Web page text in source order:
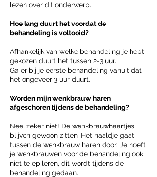
lezen over dit onderwerp.
Hoe lang duurt het voordat de
behandeling is voltooid?
Afhankelijk van welke behandeling je hebt
gekozen duurt het tussen 2-3 uur.
Ga er bij je eerste behandeling vanuit dat
het ongeveer 3 uur duurt.
Worden mijn wenkbrauw haren
afgeschoren tijdens de behandeling?
Nee, zeker niet! De wenkbrauwhaartjes
blijven gewoon zitten. Het naaldje gaat
tussen de wenkbrauw haren door. Je hoeft
je wenkbrauwen voor de behandeling ook
niet te epileren, dit wordt tijdens de
behandeling gedaan.